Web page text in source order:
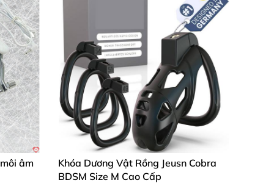
âm
Khóa Dương Vật Rồng Jeusn Cobra
BDSM Size M Cao Cấp